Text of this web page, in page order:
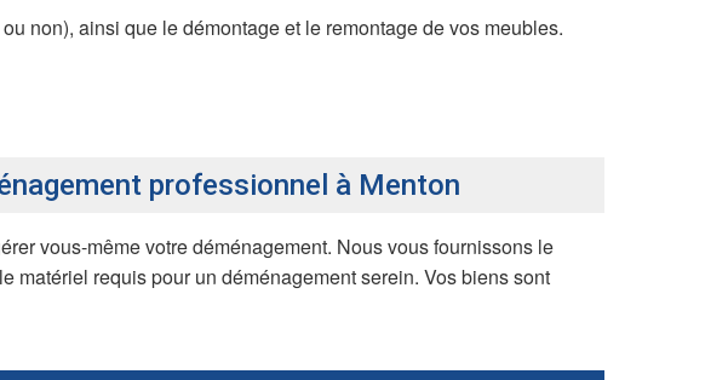
non), ainsi que le démontage et le remontage de vos meubles.
professionnel à Menton
vous-même votre déménagement. Nous vous fournissons le
matériel requis pour un déménagement serein. Vos biens sont